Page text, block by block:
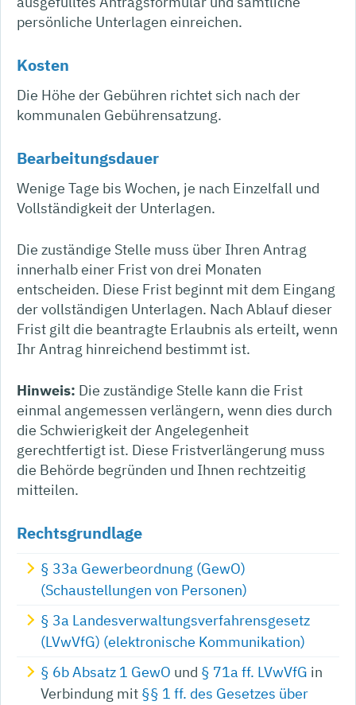
persönliche Unterlagen einreichen.
Kosten
Die Höhe der Gebühren richtet sich nach der
kommunalen Gebührensatzung.
Bearbeitungsdauer
Wenige Tage bis Wochen, je nach Einzelfall und
Vollständigkeit der Unterlagen.
Die zuständige Stelle muss über Ihren Antrag
innerhalb einer Frist von drei Monaten
entscheiden. Diese Frist beginnt mit dem Eingang
der vollständigen Unterlagen. Nach Ablauf dieser
Frist gilt die beantragte Erlaubnis als erteilt, wenn
Ihr Antrag hinreichend bestimmt ist.
Hinweis: Die zuständige Stelle kann die Frist
einmal angemessen verlängern, wenn dies durch
die Schwierigkeit der Angelegenheit
gerechtfertigt ist. Diese Fristverlängerung muss
die Behörde begründen und Ihnen rechtzeitig
mitteilen.
Rechtsgrundlage
§ 33a Gewerbeordnung (GewO)
(Schaustellungen von Personen)
§ 3a Landesverwaltungsverfahrensgesetz
(LVwVfG) (elektronische Kommunikation)
§ 6b Absatz 1 GewO und § 71a ff. LVwVfG in
Verbindung mit §§ 1 ff. des Gesetzes über